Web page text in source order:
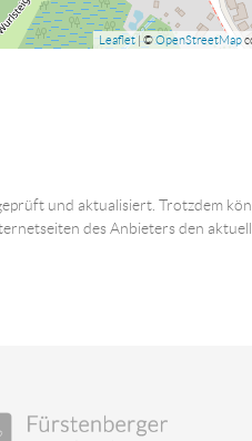
Leaflet | ©OpenStreetMap
und aktualisiert. Trotzdem
des Anbieters den